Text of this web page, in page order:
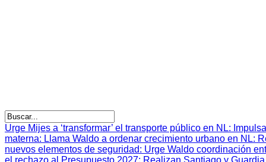
Urge Mijes a ‘transformar’ el transporte público en NL:
materna: Llama Waldo a ordenar crecimiento urbano en NL:
nuevos elementos de seguridad: Urge Waldo coordinación